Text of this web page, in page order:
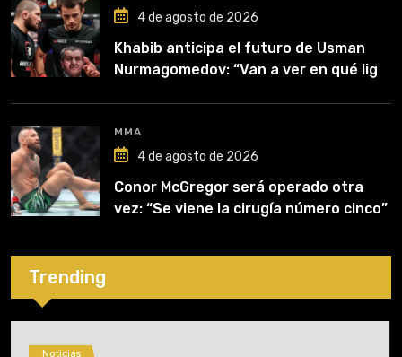
4 de agosto de 2026
Khabib anticipa el futuro de Usman
Nurmagomedov: “Van a ver en qué liga
MMA
4 de agosto de 2026
Conor McGregor será operado otra
vez: “Se viene la cirugía número cinco”
Trending
Noticias